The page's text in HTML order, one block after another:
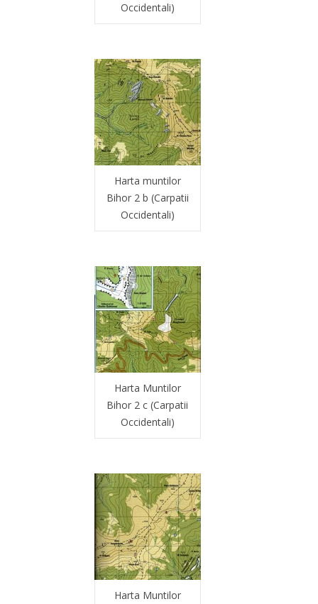
Occidentali)
Harta muntilor
Bihor 2 b (Carpatii
Occidentali)
Harta Muntilor
Bihor 2 c (Carpatii
Occidentali)
Harta Muntilor